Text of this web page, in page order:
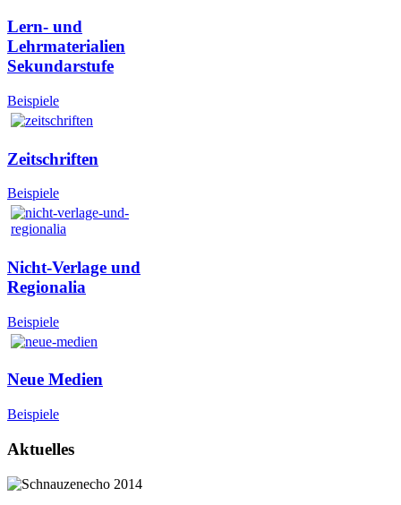
Lern- und
Lehrmaterialien
Sekundarstufe
Beispiele
Zeitschriften
Beispiele
Nicht-Verlage und
Regionalia
Beispiele
Neue Medien
Beispiele
Aktuelles